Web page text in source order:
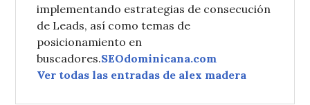
implementando estrategias de consecución
de Leads, así como temas de
posicionamiento en
buscadores.SEOdominicana.com
Ver todas las entradas de alex madera